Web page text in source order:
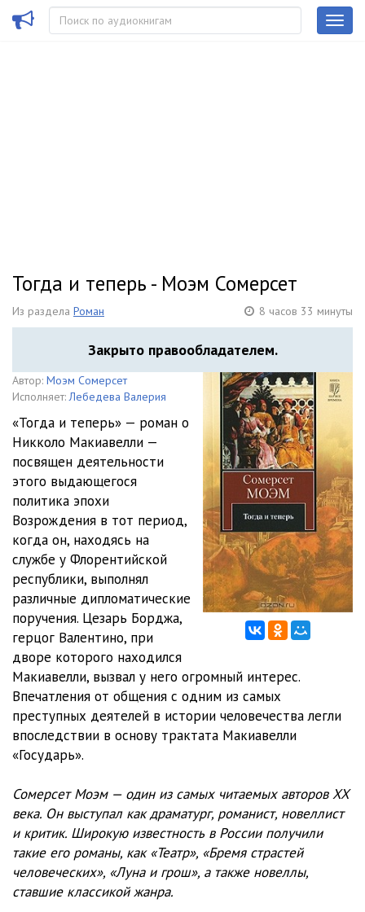
Тогда и теперь - Моэм Сомерсет
Из раздела Роман 8 часов 33 минуты
Закрыто правообладателем.
Автор: Моэм Сомерсет
Исполняет: Лебедева Валерия
«Тогда и теперь» — роман о
Никколо Макиавелли —
посвящен деятельности
этого выдающегося
политика эпохи
Возрождения в тот период,
когда он, находясь на
службе у Флорентийской
республики, выполнял
различные дипломатические
поручения. Цезарь Борджа,
герцог Валентино, при
дворе которого находился
Макиавелли, вызвал у него огромный интерес.
Впечатления от общения с одним из самых
преступных деятелей в истории человечества легли
впоследствии в основу трактата Макиавелли
«Государь».
Сомерсет Моэм — один из самых читаемых авторов XX
века. Он выступал как драматург, романист, новеллист
и критик. Широкую известность в России получили
такие его романы, как «Театр», «Бремя страстей
человеческих», «Луна и грош», а также новеллы,
ставшие классикой жанра.